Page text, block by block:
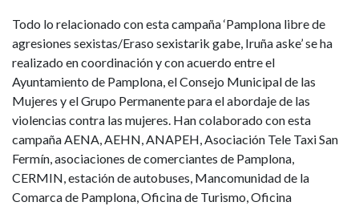
Todo lo relacionado con esta campaña ‘Pamplona libre de
agresiones sexistas/Eraso sexistarik gabe, Iruña aske’ se ha
realizado en coordinación y con acuerdo entre el
Ayuntamiento de Pamplona, el Consejo Municipal de las
Mujeres y el Grupo Permanente para el abordaje de las
violencias contra las mujeres. Han colaborado con esta
campaña AENA, AEHN, ANAPEH, Asociación Tele Taxi San
Fermín, asociaciones de comerciantes de Pamplona,
CERMIN, estación de autobuses, Mancomunidad de la
Comarca de Pamplona, Oficina de Turismo, Oficina